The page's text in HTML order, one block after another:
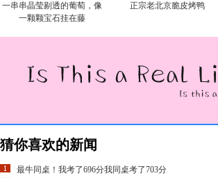
一串串晶莹剔透的葡萄，像
一颗颗宝石挂在藤
正宗老北京脆皮烤鸭
猜你喜欢的新闻
最牛同桌！我考了696分我同桌考了703分